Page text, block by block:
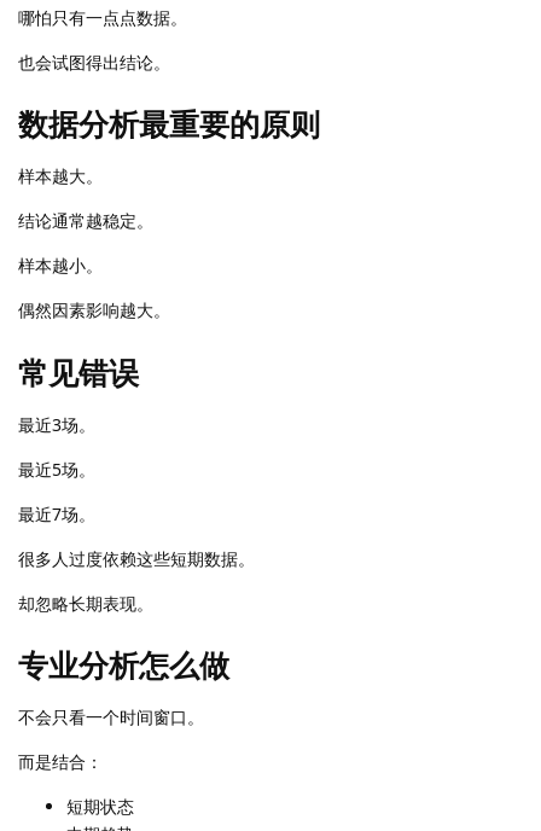
哪怕只有一点点数据。
也会试图得出结论。
数据分析最重要的原则
样本越大。
结论通常越稳定。
样本越小。
偶然因素影响越大。
常见错误
最近3场。
最近5场。
最近7场。
很多人过度依赖这些短期数据。
却忽略长期表现。
专业分析怎么做
不会只看一个时间窗口。
而是结合：
短期状态